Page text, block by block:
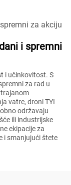
i spremni
i učinkovitost. S
za rad u
vatre, droni TYI
održavaju
ili industrijske
ekipacije za
i smanjujući štete